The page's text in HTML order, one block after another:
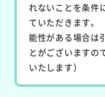
れないことを条件
ていただきます。
能性がある場合は
とがございますの
いたします）